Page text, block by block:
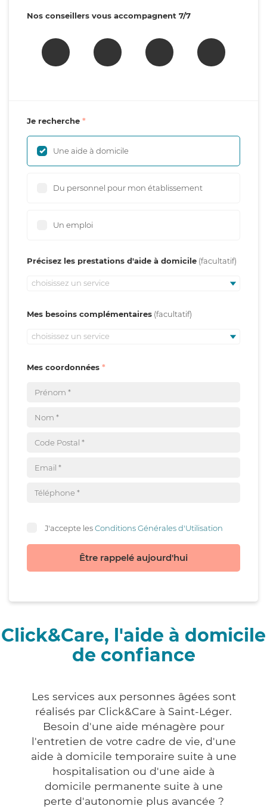
Nos conseillers vous accompagnent 7/7
Je recherche
Une aide à domicile
Du personnel pour mon établissement
Un emploi
Précisez les prestations d'aide à domicile
choisissez un service
Mes besoins complémentaires
choisissez un service
Mes coordonnées
J'accepte lesConditions Générales d'Utilisation
Être rappelé aujourd'hui
Click&Care, l'aide à domicile
de confiance
Les services aux personnes âgées sont
réalisés par Click&Care à Saint-Léger.
Besoin d'une aide ménagère pour
l'entretien de votre cadre de vie, d'une
aide à domicile temporaire suite à une
hospitalisation ou d'une aide à
domicile permanente suite à une
perte d'autonomie plus avancée ?